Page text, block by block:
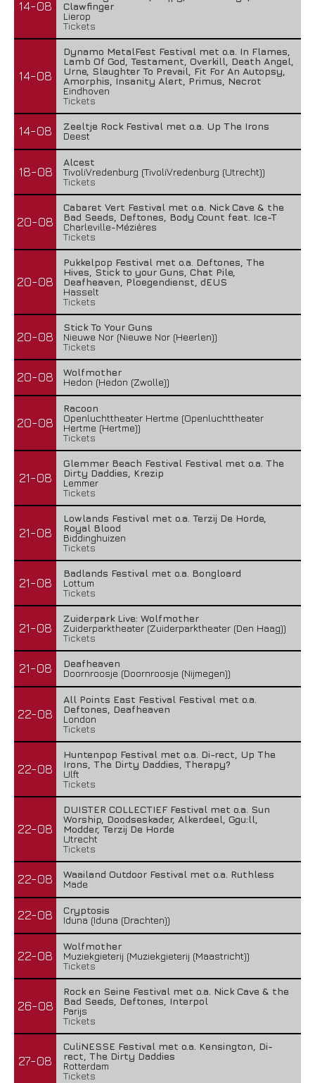
14-08
Clawfinger
Lierop
Tickets
14-08
Dynamo MetalFest Festival met o.a. In Flames,
Lamb Of God, Testament, Overkill, Death Angel,
Urne, Slaughter To Prevail, Fit For An Autopsy,
Amorphis, Insanity Alert, Primus, Necrot
Eindhoven
Tickets
14-08
Zeeltje Rock Festival met o.a. Up The Irons
Deest
18-08
Alcest
TivoliVredenburg (TivoliVredenburg (Utrecht))
Tickets
20-08
Cabaret Vert Festival met o.a. Nick Cave & the
Bad Seeds, Deftones, Body Count feat. Ice-T
Charleville-Mézières
Tickets
20-08
Pukkelpop Festival met o.a. Deftones, The
Hives, Stick to your Guns, Chat Pile,
Deafheaven, Ploegendienst, dEUS
Hasselt
Tickets
20-08
Stick To Your Guns
Nieuwe Nor (Nieuwe Nor (Heerlen))
Tickets
20-08
Wolfmother
Hedon (Hedon (Zwolle))
20-08
Racoon
Openluchttheater Hertme (Openluchttheater
Hertme (Hertme))
Tickets
21-08
Glemmer Beach Festival Festival met o.a. The
Dirty Daddies, Krezip
Lemmer
Tickets
21-08
Lowlands Festival met o.a. Terzij De Horde,
Royal Blood
Biddinghuizen
Tickets
21-08
Badlands Festival met o.a. Bongloard
Lottum
Tickets
21-08
Zuiderpark Live: Wolfmother
Zuiderparktheater (Zuiderparktheater (Den Haag))
Tickets
21-08
Deafheaven
Doornroosje (Doornroosje (Nijmegen))
22-08
All Points East Festival Festival met o.a.
Deftones, Deafheaven
London
Tickets
22-08
Huntenpop Festival met o.a. Di-rect, Up The
Irons, The Dirty Daddies, Therapy?
Ulft
Tickets
22-08
DUISTER COLLECTIEF Festival met o.a. Sun
Worship, Doodseskader, Alkerdeel, Ggu:ll,
Modder, Terzij De Horde
Utrecht
Tickets
22-08
Waailand Outdoor Festival met o.a. Ruthless
Made
22-08
Cryptosis
Iduna (Iduna (Drachten))
22-08
Wolfmother
Muziekgieterij (Muziekgieterij (Maastricht))
Tickets
26-08
Rock en Seine Festival met o.a. Nick Cave & the
Bad Seeds, Deftones, Interpol
Parijs
Tickets
27-08
CuliNESSE Festival met o.a. Kensington, Di-
rect, The Dirty Daddies
Rotterdam
Tickets